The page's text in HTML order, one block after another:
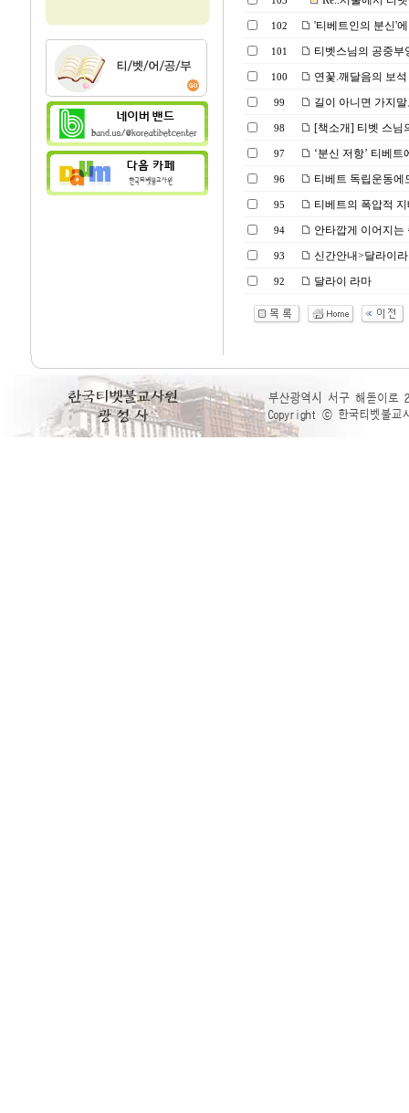
102 '티베트인의 분신'
101 티벳스님의 공중부
100 연꽃.깨달음의 보
99 길이 아니면 가지
98 [책소개] 티벳 스님
97 ‘분신 저항’ 티베
96 티베트 독립운동에
95 티베트의 폭압적
94 안타깝게 이어지는
93 신간안내>달라이
92 달라이 라마